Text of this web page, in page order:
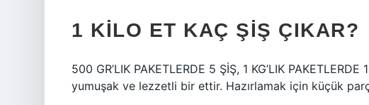
1 KILO ET KAÇ ŞIŞ ÇIKAR?
500 GR’LIK PAKETLERDE 5 ŞİŞ, 1 KG’LIK
yumuşak ve lezzetli bir ettir. Hazırlamak için küçük